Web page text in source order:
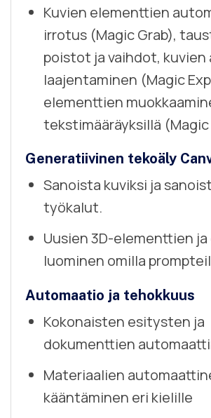
Kuvien elementtien
irrotus (Magic Grab),
poistot ja vaihdot, kuvien
laajentaminen (Magic
elementtien
tekstimääräyksillä
Generatiivinen tekoäly
Sanoista kuviksi ja
työkalut.
Uusien 3D-elementtien
luominen omilla
Automaatio ja tehokkuus
Kokonaisten esitysten ja
dokumenttien
Materiaalien
kääntäminen eri kielille